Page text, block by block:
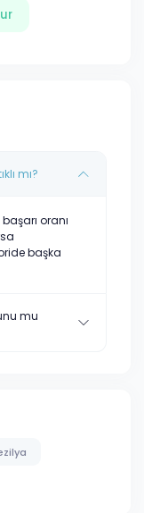
mı?
oranı
başka
mu